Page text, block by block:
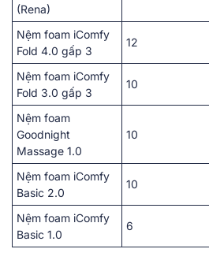
(Rena)
Nệm foam iComfy
Fold 4.0 gấp 3
12
Nệm foam iComfy
Fold 3.0 gấp 3
10
Nệm foam
Goodnight
Massage 1.0
10
Nệm foam iComfy
Basic 2.0
10
Nệm foam iComfy
Basic 1.0
6